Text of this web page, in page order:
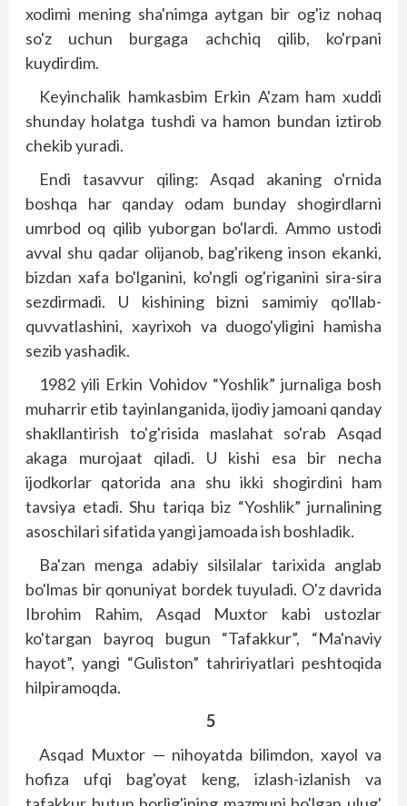
xodimi mening sha'nimga aytgan bir og'iz nohaq
so'z uchun burgaga achchiq qilib, ko'rpani
kuydirdim.
Keyinchalik hamkasbim Erkin A'zam ham xuddi
shunday holatga tushdi va hamon bundan iztirob
chekib yuradi.
Endi tasavvur qiling: Asqad akaning o'rnida
boshqa har qanday odam bunday shogirdlarni
umrbod oq qilib yuborgan bo'lardi. Ammo ustodi
avval shu qadar olijanob, bag'rikeng inson ekanki,
bizdan xafa bo'lganini, ko'ngli og'riganini sira-sira
sezdirmadi. U kishining bizni samimiy qo'llab-
quvvatlashini, xayrixoh va duogo'yligini hamisha
sezib yashadik.
1982 yili Erkin Vohidov “Yoshlik” jurnaliga bosh
muharrir etib tayinlanganida, ijodiy jamoani qanday
shakllantirish to'g'risida maslahat so'rab Asqad
akaga murojaat qiladi. U kishi esa bir necha
ijodkorlar qatorida ana shu ikki shogirdini ham
tavsiya etadi. Shu tariqa biz “Yoshlik” jurnalining
asoschilari sifatida yangi jamoada ish boshladik.
Ba'zan menga adabiy silsilalar tarixida anglab
bo'lmas bir qonuniyat bordek tuyuladi. O'z davrida
Ibrohim Rahim, Asqad Muxtor kabi ustozlar
ko'targan bayroq bugun “Tafakkur”, “Ma'naviy
hayot”, yangi “Guliston” tahririyatlari peshtoqida
hilpiramoqda.
5
Asqad Muxtor — nihoyatda bilimdon, xayol va
hofiza ufqi bag'oyat keng, izlash-izlanish va